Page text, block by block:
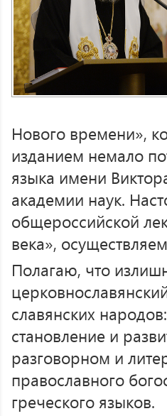
Нового времени»,
изданием немало
языка имени
академии наук.
общероссийской
века»,
Полагаю, что
славянских
становление и
разговорном и
православного
греческого языков.